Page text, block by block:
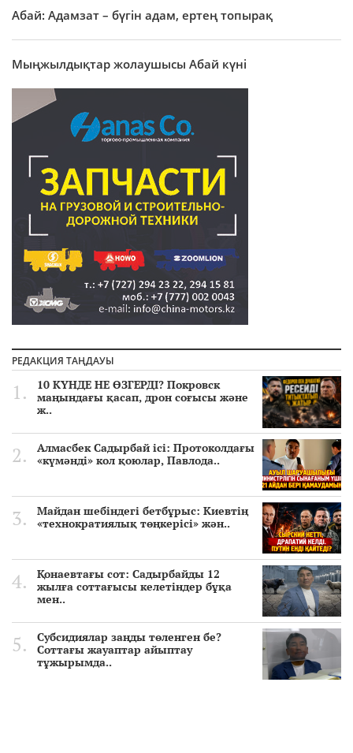
Абай: Адамзат – бүгін адам, ертең топырақ
Мыңжылдықтар жолаушысы Абай күні
РЕДАКЦИЯ ТАҢДАУЫ
10 КҮНДЕ НЕ ӨЗГЕРДІ? Покровск
маңындағы қасап, дрон соғысы және
ж..
Алмасбек Садырбай ісі: Протоколдағы
«күмәнді» кол қоюлар, Павлода..
Майдан шебіндегі бетбұрыс: Киевтің
«технократиялық төңкерісі» жән..
Қонаевтағы сот: Садырбайды 12
жылға соттағысы келетіндер бұқа
мен..
Субсидиялар заңды төленген бе?
Соттағы жауаптар айыптау
тұжырымда..